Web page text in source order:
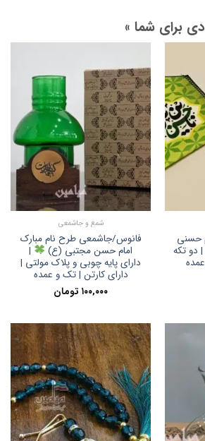
برای شما »
حسنی
دو تکه
شمع و جاشمعی
فانوس/جاشمعی طرح نام مبارک
امام حسن مجتبی (ع)
|
دارای پایه چوبی و پلاک مولتی |
دارای کارتن | تک و عمده
۱۰۰,۰۰۰ تومان